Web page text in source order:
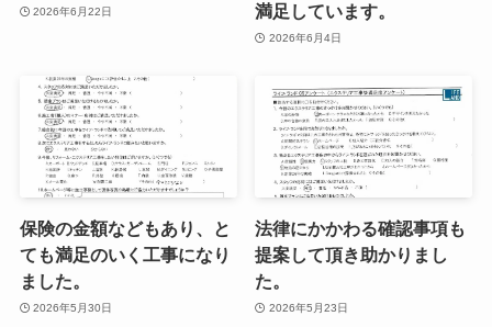
2026年6月22日
満足しています。
2026年6月4日
保険の金額などもあり、と
ても満足のいく工事になり
ました。
2026年5月30日
法律にかかわる確認事項も
提案して頂き助かりまし
た。
2026年5月23日